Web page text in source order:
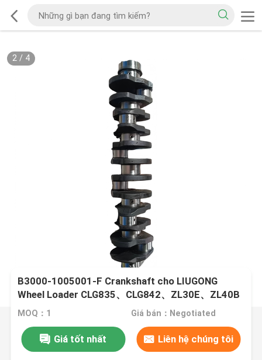
2/ 4
B3000-1005001-F Crankshaft cho LIUGONG
Wheel Loader CLG835、CLG842、ZL30E、ZL40B
Excavator CLG915C、CLG920D、CLG922D
MOQ：1 Giá bán：Negotiated
Giá tốt nhất Liên hệ chúng tôi